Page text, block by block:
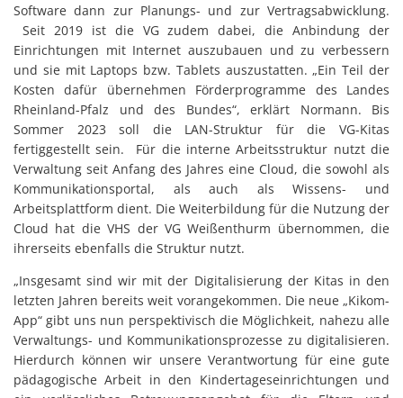
Software dann zur Planungs- und zur Vertragsabwicklung.
Seit 2019 ist die VG zudem dabei, die Anbindung der
Einrichtungen mit Internet auszubauen und zu verbessern
und sie mit Laptops bzw. Tablets auszustatten. „Ein Teil der
Kosten dafür übernehmen Förderprogramme des Landes
Rheinland-Pfalz und des Bundes“, erklärt Normann. Bis
Sommer 2023 soll die LAN-Struktur für die VG-Kitas
fertiggestellt sein. Für die interne Arbeitsstruktur nutzt die
Verwaltung seit Anfang des Jahres eine Cloud, die sowohl als
Kommunikationsportal, als auch als Wissens- und
Arbeitsplattform dient. Die Weiterbildung für die Nutzung der
Cloud hat die VHS der VG Weißenthurm übernommen, die
ihrerseits ebenfalls die Struktur nutzt.
„Insgesamt sind wir mit der Digitalisierung der Kitas in den
letzten Jahren bereits weit vorangekommen. Die neue „Kikom-
App“ gibt uns nun perspektivisch die Möglichkeit, nahezu alle
Verwaltungs- und Kommunikationsprozesse zu digitalisieren.
Hierdurch können wir unsere Verantwortung für eine gute
pädagogische Arbeit in den Kindertageseinrichtungen und